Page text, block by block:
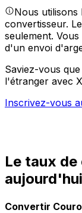
Nous
convertisseur.
seulement.
d'un envoi
Saviez-vous
l'étranger avec
Inscrivez-vous
Le taux de
aujourd'hui
Convertir